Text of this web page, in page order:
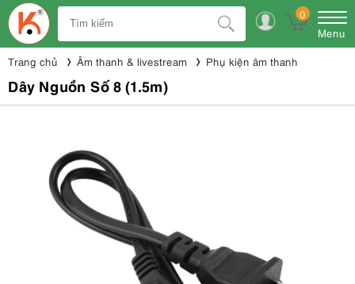
0
Menu
Trang chủ Âm thanh & livestream Phụ kiện âm thanh
Dây Nguồn Số 8 (1.5m)